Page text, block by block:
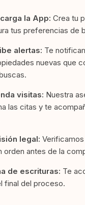
la App: Crea tu
tus preferencias de
alertas: Te
nuevas que
visitas: Nuestra
las citas y te
legal:
orden antes de la
de escrituras: Te
final del proceso.